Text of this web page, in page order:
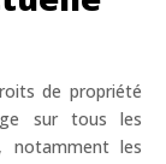
de propriété
sur tous les
notamment les